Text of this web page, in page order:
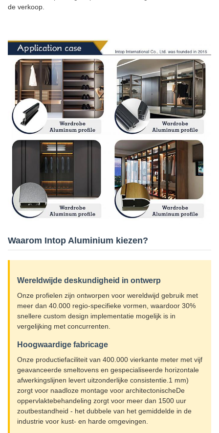
de verkoop.
Waarom Intop Aluminium kiezen?
Wereldwijde deskundigheid in ontwerp
Onze profielen zijn ontworpen voor wereldwijd gebruik met
meer dan 40.000 regio-specifieke vormen, waardoor 30%
snellere custom design implementatie mogelijk is in
vergelijking met concurrenten.
Hoogwaardige fabricage
Onze productiefaciliteit van 400.000 vierkante meter met vijf
geavanceerde smeltovens en gespecialiseerde horizontale
afwerkingslijnen levert uitzonderlijke consistentie.1 mm)
zorgt voor naadloze montage voor architectonischeDe
oppervlaktebehandeling zorgt voor meer dan 1500 uur
zoutbestandheid - het dubbele van het gemiddelde in de
industrie voor kust- en harde omgevingen.